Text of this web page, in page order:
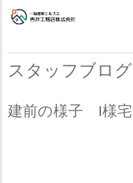
スタッフブログ
建前の様子 I様宅